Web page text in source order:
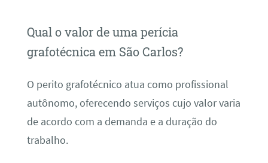
Qual o valor de uma perícia
grafotécnica em São Carlos?
O perito grafotécnico atua como profissional
autônomo, oferecendo serviços cujo valor varia
de acordo com a demanda e a duração do
trabalho.